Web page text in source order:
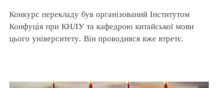
Конкурс перекладу був організований Інститутом
Конфуція при КНЛУ та кафедрою китайської мови
цього університету. Він проводився вже втретє.